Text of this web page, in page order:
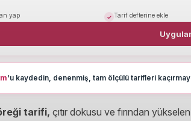
yap Tarif defterine ekle
'u kaydedin, denenmiş, tam ölçülü tarifleri
tarifi, çıtır dokusu ve fırından